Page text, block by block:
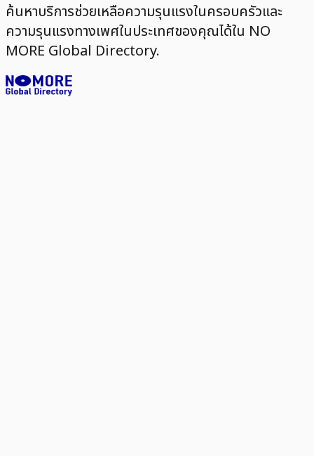
ค้นหาบริการช่วยเหลือความรุนแรงในครอบครัวและ
ความรุนแรงทางเพศในประเทศของคุณได้ใน NO
MORE Global Directory.